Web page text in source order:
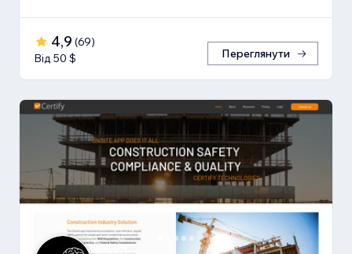
4,9 (69)
Від 50 $
Переглянути